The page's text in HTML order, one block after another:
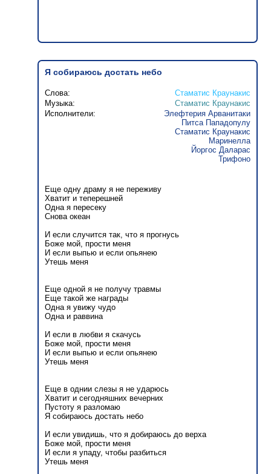
Я собираюсь достать небо
Слова:
Стаматис Краунакис
Музыка:
Стаматис Краунакис
Исполнители:
Элефтерия Арванитаки
Питса Пападопулу
Стаматис Краунакис
Маринелла
Йоргос Даларас
Трифоно
Еще одну драму я не переживу
Хватит и теперешней
Одна я пересеку
Снова океан
И если случится так, что я прогнусь
Боже мой, прости меня
И если выпью и если опьянею
Утешь меня
Еще одной я не получу травмы
Еще такой же награды
Одна я увижу чудо
Одна и раввина
И если в любви я скачусь
Боже мой, прости меня
И если выпью и если опьянею
Утешь меня
Еще в однии слезы я не ударюсь
Хватит и сегодняшних вечерних
Пустоту я разломаю
Я собираюсь достать небо
И если увидишь, что я добираюсь до верха
Боже мой, прости меня
И если я упаду, чтобы разбиться
Утешь меня